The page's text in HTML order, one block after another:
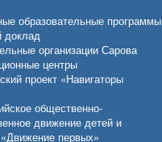
образовательные программы
доклад
организации Сарова
центры
проект «Навигаторы
общественно-
движение детей и
первых»